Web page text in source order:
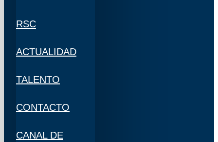
RSC
ACTUALIDAD
TALENTO
CONTACTO
CANAL DE